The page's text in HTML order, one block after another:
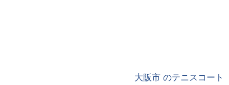
大阪市 のテニスコート